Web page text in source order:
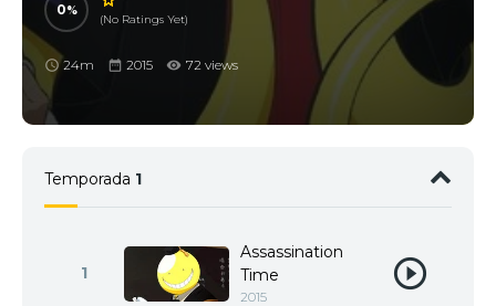
0
(No Ratings Yet)
24m 2015 72 views
Temporada 1
1
Assassination
Time
2015